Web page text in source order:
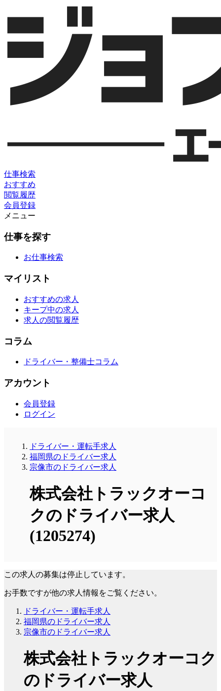
仕事検索
おすすめ
閲覧履歴
会員登録
メニュー
仕事を探す
お仕事検索
マイリスト
おすすめの求人
キープ中の求人
求人の閲覧履歴
コラム
ドライバー・整備士コラム
アカウント
会員登録
ログイン
ドライバー・運転手求人
福岡県のドライバー求人
宗像市のドライバー求人
株式会社トラックオーコ
クのドライバー求人
(1205274)
この求人の募集は停止しています。
お手数ですが他の求人情報をご覧ください。
ドライバー・運転手求人
福岡県のドライバー求人
宗像市のドライバー求人
株式会社トラックオーコク
のドライバー求人